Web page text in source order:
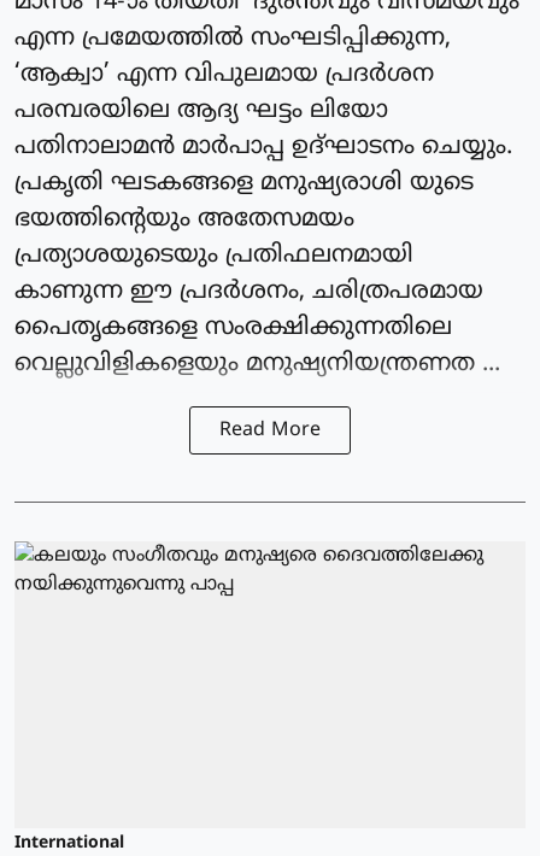
എന്ന പ്രമേയത്തില്‍ സംഘടിപ്പിക്കുന്ന,
‘ആക്വാ’ എന്ന വിപുലമായ പ്രദര്‍ശന
പരമ്പരയിലെ ആദ്യ ഘട്ടം ലിയോ
പതിനാലാമന്‍ മാര്‍പാപ്പ ഉദ്ഘാടനം ചെയ്യും.
പ്രകൃതി ഘടകങ്ങളെ മനുഷ്യരാശി യുടെ
ഭയത്തിന്റെയും അതേസമയം
പ്രത്യാശയുടെയും പ്രതിഫലനമായി
കാണുന്ന ഈ പ്രദര്‍ശനം, ചരിത്രപരമായ
പൈതൃകങ്ങളെ സംരക്ഷിക്കുന്നതിലെ
വെല്ലുവിളികളെയും മനുഷ്യനിയന്ത്രണത ...
Read More
International